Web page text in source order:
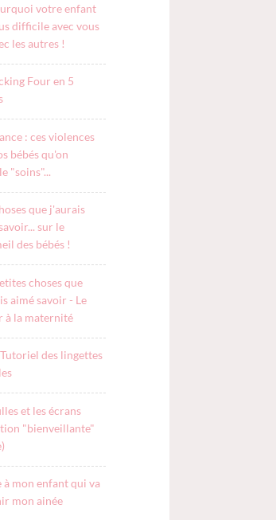
votre enfant
difficile avec vous
les autres !
Four en 5
: ces violences
bébés qu'on
"soins"...
que j'aurais
sur le
des bébés !
choses que
aimé savoir - Le
à la maternité
des lingettes
et les écrans
"bienveillante"
à mon enfant qui va
mon ainée